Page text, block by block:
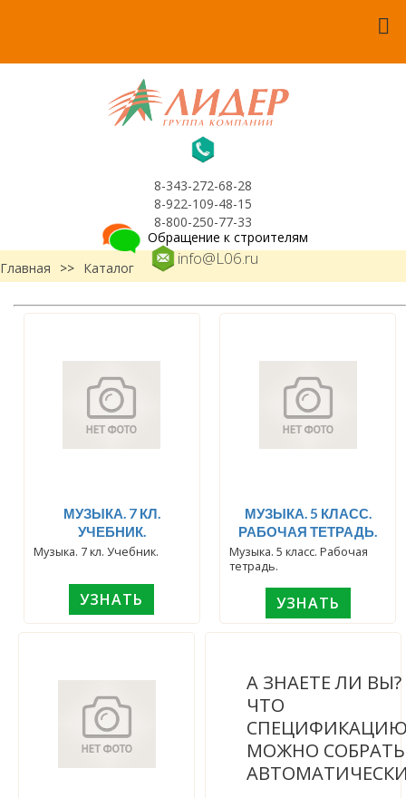
8-343-272-68-28
8-922-109-48-15
8-800-250-77-33
info@L06.ru
Обращение к строителям
Главная
>> Каталог
МУЗЫКА. 7 КЛ.
УЧЕБНИК.
Музыка. 7 кл. Учебник.
УЗНАТЬ
МУЗЫКА. 5 КЛАСС.
РАБОЧАЯ ТЕТРАДЬ.
Музыка. 5 класс. Рабочая
тетрадь.
УЗНАТЬ
А ЗНАЕТЕ ЛИ ВЫ?
ЧТО
МОЖНО СОБРАТЬ